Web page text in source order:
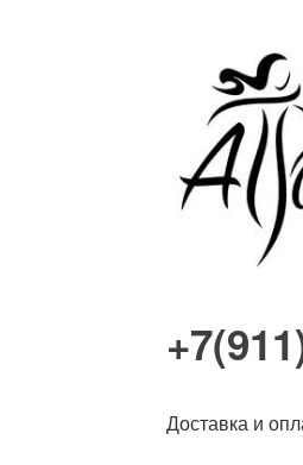
Перейти
навигации
Перейти
содержимому
Доставка и